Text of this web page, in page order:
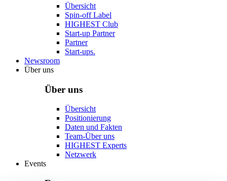
Übersicht
Spin-off Label
HIGHEST Club
Start-up Partner
Partner
Start-ups.
Newsroom
Über uns
Über uns
Übersicht
Positionierung
Daten und Fakten
Team-Über uns
HIGHEST Experts
Netzwerk
Events